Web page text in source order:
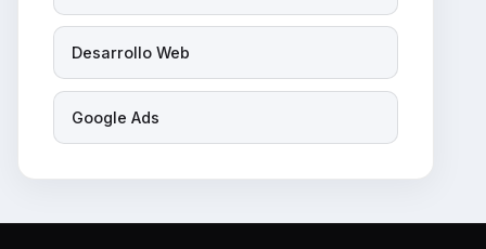
Desarrollo Web
Google Ads